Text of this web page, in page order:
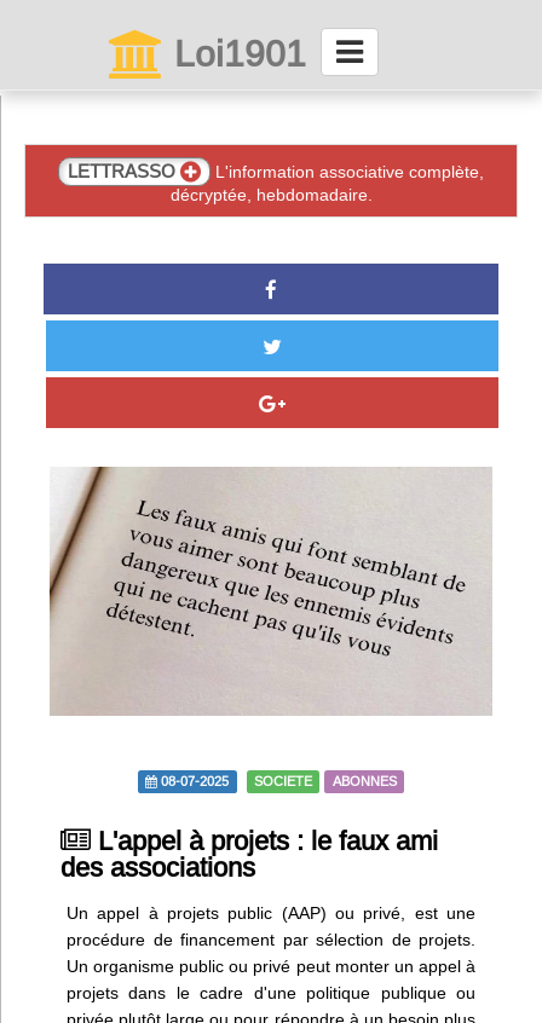
Loi1901
Connexion
Partager
VieAsso
Infos
Divers
Nous contacter
LETTRASSO
L'information associative complète,
décryptée, hebdomadaire.
08-07-2025 SOCIETE ABONNES
L'appel à projets : le faux ami
des associations
Un appel à projets public (AAP) ou privé, est une
procédure de financement par sélection de projets.
Un organisme public ou privé peut monter un appel à
projets dans le cadre d'une politique publique ou